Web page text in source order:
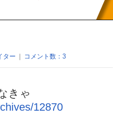
ター ｜ コメント数：3
きゃ
12870